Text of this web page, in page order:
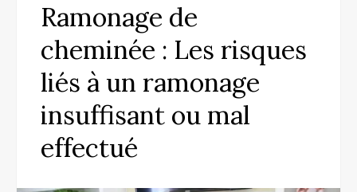
Ramonage de
cheminée : Les risques
liés à un ramonage
insuffisant ou mal
effectué